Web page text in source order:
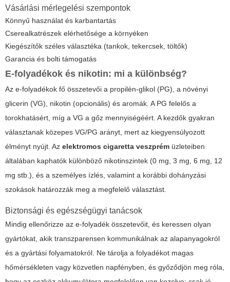
Vásárlási mérlegelési szempontok
Könnyű használat és karbantartás
Cserealkatrészek elérhetősége a környéken
Kiegészítők széles választéka (tankok, tekercsek, töltők)
Garancia és bolti támogatás
E-folyadékok és nikotin: mi a különbség?
Az e-folyadékok fő összetevői a propilén‑glikol (PG), a növényi
glicerin (VG), nikotin (opcionális) és aromák. A PG felelős a
torokhatásért, míg a VG a gőz mennyiségéért. A kezdők gyakran
választanak közepes VG/PG arányt, mert az kiegyensúlyozott
élményt nyújt. Az elektromos cigaretta veszprém üzleteiben
általában kaphatók különböző nikotinszintek (0 mg, 3 mg, 6 mg, 12
mg stb.), és a személyes ízlés, valamint a korábbi dohányzási
szokások határozzák meg a megfelelő választást.
Biztonsági és egészségügyi tanácsok
Mindig ellenőrizze az e-folyadék összetevőit, és keressen olyan
gyártókat, akik transzparensen kommunikálnak az alapanyagokról
és a gyártási folyamatokról. Ne tárolja a folyadékot magas
hőmérsékleten vagy közvetlen napfényben, és győződjön meg róla,